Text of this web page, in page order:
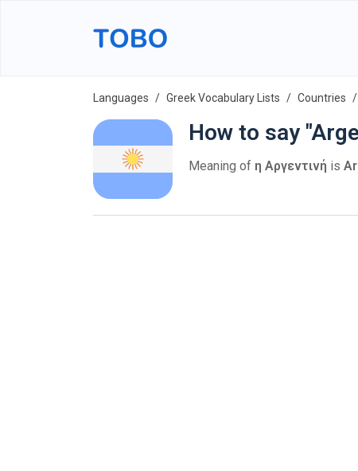
Languages Greek Vocabulary Lists Countries
How to say
Meaning of η Αργεντινή is